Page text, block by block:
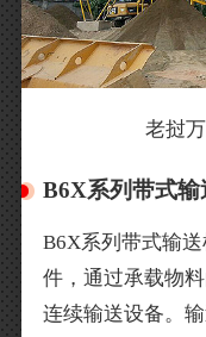
老挝
B6X系列带式
B6X系列带式输
件，通过承载物
连续输送设备。